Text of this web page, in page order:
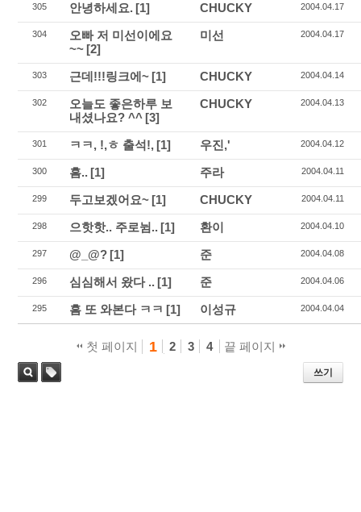
305 안녕하세요. [1] CHUCKY 2004.04.17
304
오빠 저 미선이에요
~~ [2]
미선 2004.04.17
303 근데!!!링크에~ [1] CHUCKY 2004.04.14
302
오늘도 좋은하루 보
내셨나요? ^^ [3]
CHUCKY 2004.04.13
301 ㅋㅋ, !,ㅎ 출석!, [1] 우진,' 2004.04.12
300 흠.. [1] 주라 2004.04.11
299 두고보겠어요~ [1] CHUCKY 2004.04.11
298 으핫핫.. 주로뉨.. [1] 환이 2004.04.10
297 @_@? [1] 준 2004.04.08
296 심심해서 왔다 .. [1] 준 2004.04.06
295 흠 또 와본다 ㅋㅋ [1] 이성규 2004.04.04
첫 페이지 1 2 3 4 끝 페이지
쓰기